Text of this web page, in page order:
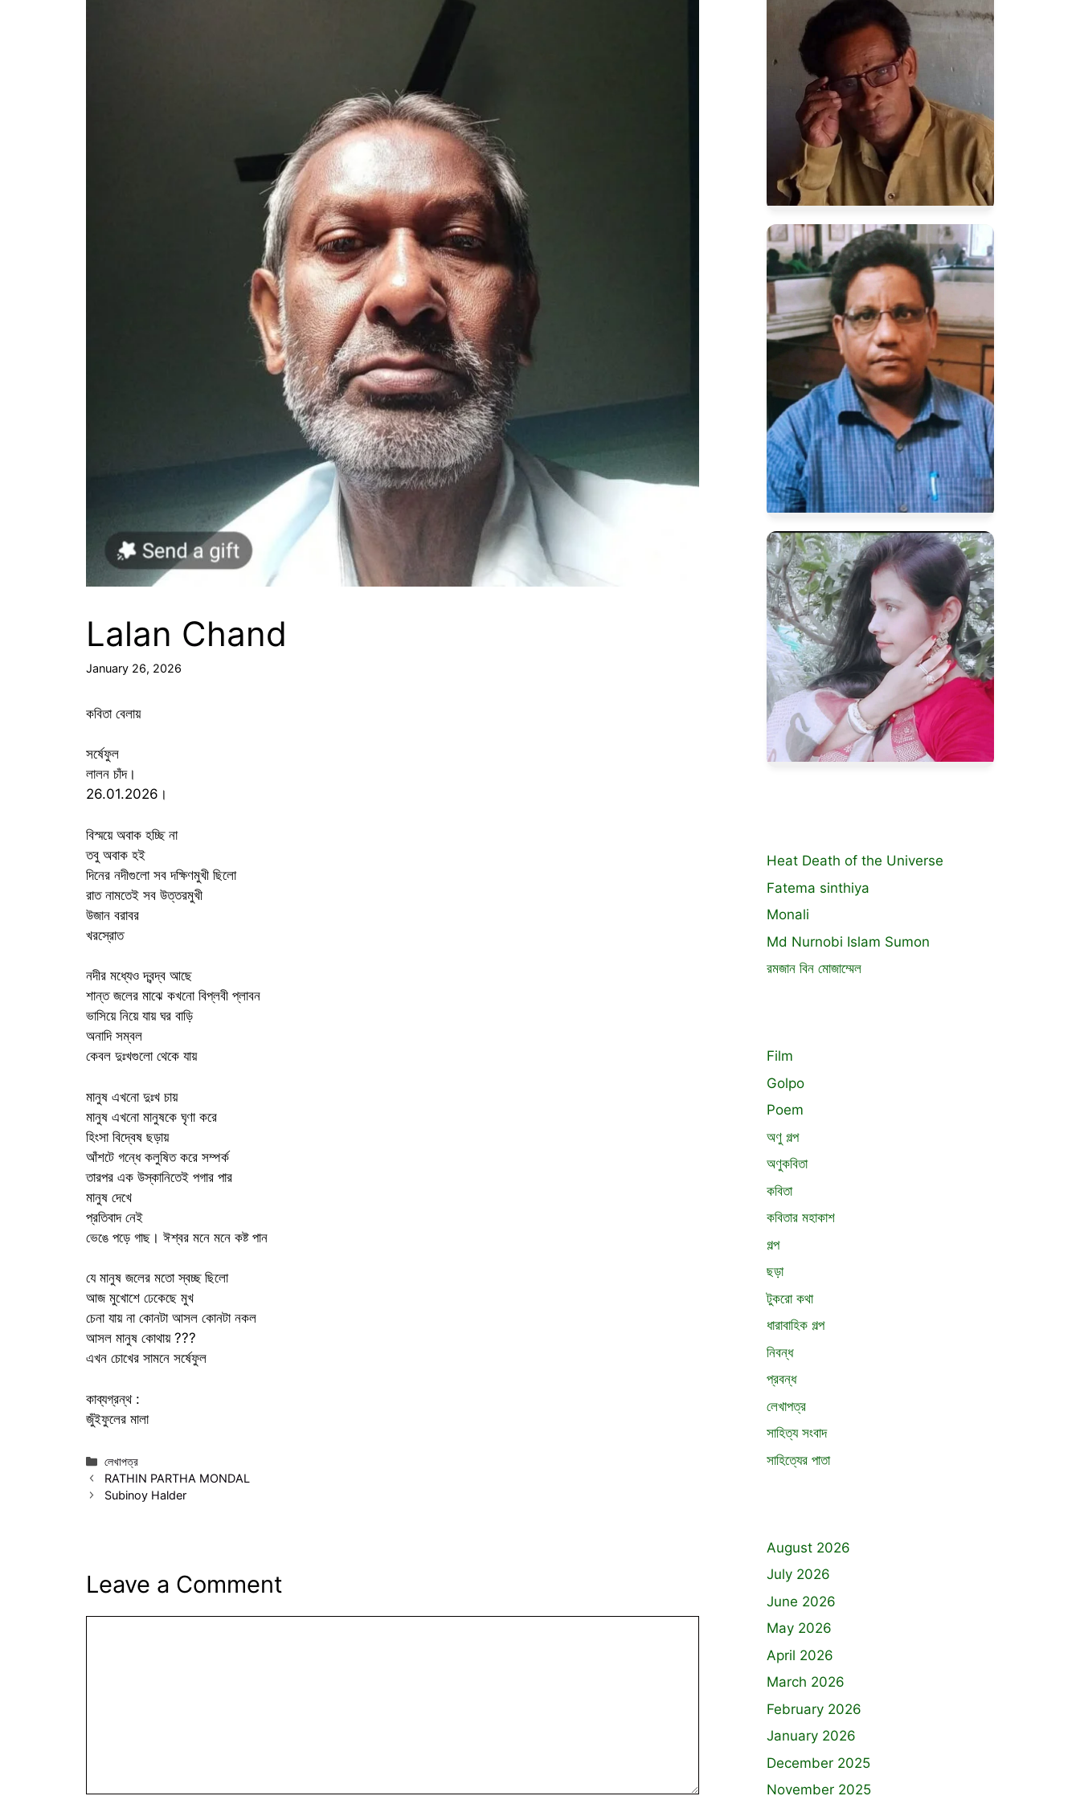
Lalan Chand
January 26, 2026
কবিতা বেলায়
সর্ষেফুল
লালন চাঁদ।
26.01.2026।
বিস্ময়ে অবাক হচ্ছি না
তবু অবাক হই
দিনের নদীগুলো সব দক্ষিণমুখী ছিলো
রাত নামতেই সব উত্তরমুখী
উজান বরাবর
খরস্রোত
নদীর মধ্যেও দ্বন্দ্ব আছে
শান্ত জলের মাঝে কখনো বিপ্লবী প্লাবন
ভাসিয়ে নিয়ে যায় ঘর বাড়ি
অনাদি সম্বল
কেবল দুঃখগুলো থেকে যায়
মানুষ এখনো দুঃখ চায়
মানুষ এখনো মানুষকে ঘৃণা করে
হিংসা বিদ্বেষ ছড়ায়
আঁশটে গন্ধে কলুষিত করে সম্পর্ক
তারপর এক উস্কানিতেই পগার পার
মানুষ দেখে
প্রতিবাদ নেই
ভেঙে পড়ে গাছ। ঈশ্বর মনে মনে কষ্ট পান
যে মানুষ জলের মতো স্বচ্ছ ছিলো
আজ মুখোশে ঢেকেছে মুখ
চেনা যায় না কোনটা আসল কোনটা নকল
আসল মানুষ কোথায় ???
এখন চোখের সামনে সর্ষেফুল
কাব্যগ্রন্থ :
জুঁইফুলের মালা
Categories
লেখাপত্র
RATHIN PARTHA MONDAL
Subinoy Halder
Leave a Comment
Heat Death of the Universe
Fatema sinthiya
Monali
Md Nurnobi Islam Sumon
রমজান বিন মোজাম্মেল
Film
Golpo
Poem
অণু গল্প
অণুকবিতা
কবিতা
কবিতার মহাকাশ
গল্প
ছড়া
টুকরো কথা
ধারাবাহিক গল্প
নিবন্ধ
প্রবন্ধ
লেখাপত্র
সাহিত্য সংবাদ
সাহিত্যের পাতা
August 2026
July 2026
June 2026
May 2026
April 2026
March 2026
February 2026
January 2026
December 2025
November 2025